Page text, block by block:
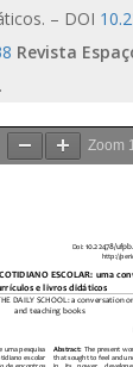
– DOI
Revista
Zoom